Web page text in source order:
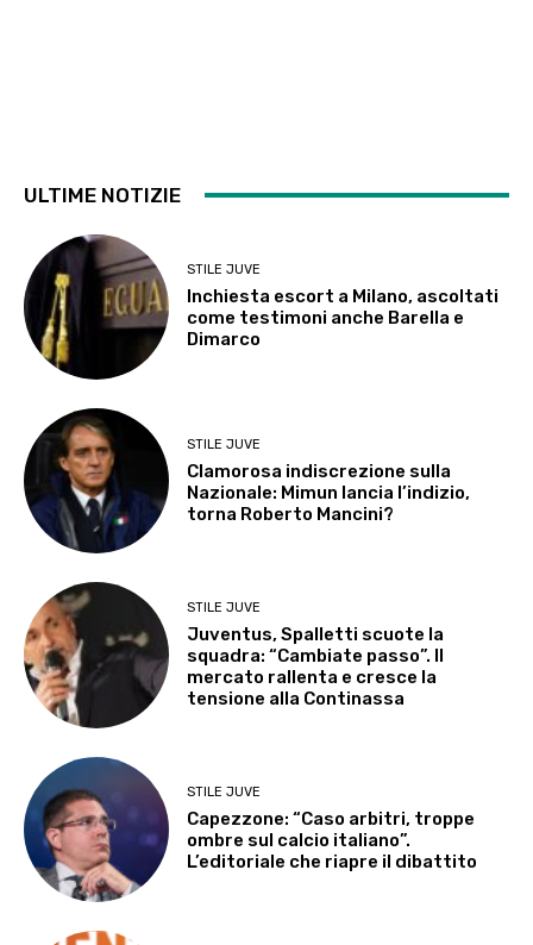
ULTIME NOTIZIE
STILE JUVE
Inchiesta escort a Milano, ascoltati
come testimoni anche Barella e
Dimarco
STILE JUVE
Clamorosa indiscrezione sulla
Nazionale: Mimun lancia l’indizio,
torna Roberto Mancini?
STILE JUVE
Juventus, Spalletti scuote la
squadra: “Cambiate passo”. Il
mercato rallenta e cresce la
tensione alla Continassa
STILE JUVE
Capezzone: “Caso arbitri, troppe
ombre sul calcio italiano”.
L’editoriale che riapre il dibattito